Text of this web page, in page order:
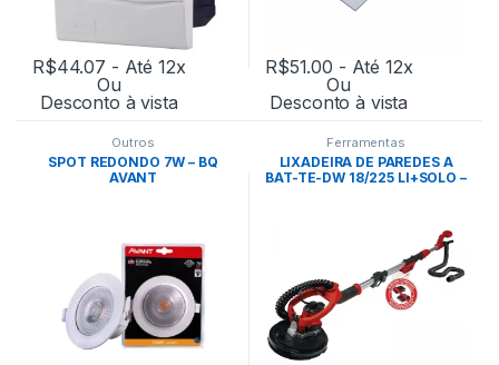
R$44.07 - Até 12x
Ou
Desconto à vista
R$51.00 - Até 12x
Ou
Desconto à vista
Outros
SPOT REDONDO 7W – BQ
AVANT
Ferramentas
LIXADEIRA DE PAREDES A
BAT-TE-DW 18/225 LI+SOLO –